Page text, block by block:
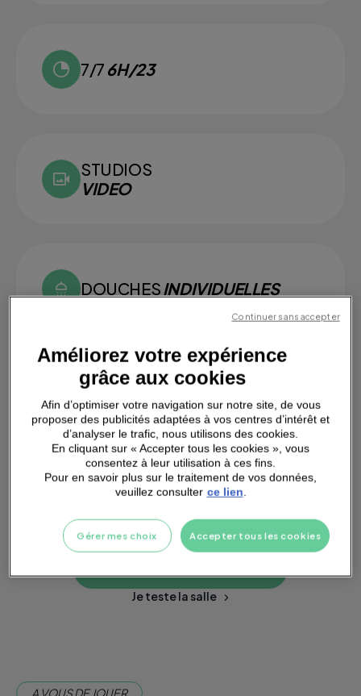
7/7 6H/23
STUDIOS
VIDEO
DOUCHESINDIVIDUELLES
SMALLGROUPS
Je teste la salle
A VOUS DE JOUER
Améliorez votre expérience
grâce aux cookies
Afin d’optimiser votre navigation sur notre site, de vous
proposer des publicités adaptées à vos centres d’intérêt et
d’analyser le trafic, nous utilisons des cookies.
En cliquant sur « Accepter tous les cookies », vous
consentez à leur utilisation à ces fins.
Pour en savoir plus sur le traitement de vos données,
veuillez consulter ce lien.
Accepter tous les cookies
Gérer mes choix
Continuer sans accepter